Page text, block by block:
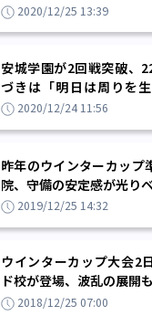
2020/12/25 13:39
安城学園が2回戦突破、
づきは「明日は周りを
い」2020/12/24 11:56
昨年のウインターカップ
院、守備の安定感が光り
2019/12/25 14:32
ウインターカップ大会2
ド校が登場、波乱の展開
2018/12/25 07:00